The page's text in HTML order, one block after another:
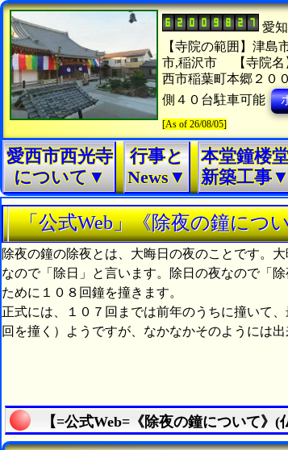
愛
【寺院の範囲】津島
市,稲沢市
【寺院
西市稲葉町本郷２
側４０台駐車可能
[As of 26/08/05]
愛西市西光寺
について▼
行事と
News▼
本堂鐘楼
新築工事▼
「公式Web」《除夜の鐘につ
除夜の鐘の除夜とは、大晦日の夜のことです。
なので「除日」と言います。除日の夜なので「
ために１０８回鐘を撞きます。
正式には、１０７回までは前年のうちに撞いて
回を撞く）ようですが、なかなかそのようには出